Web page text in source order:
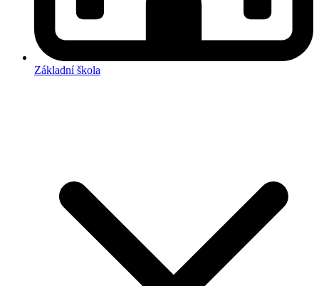
Základní škola